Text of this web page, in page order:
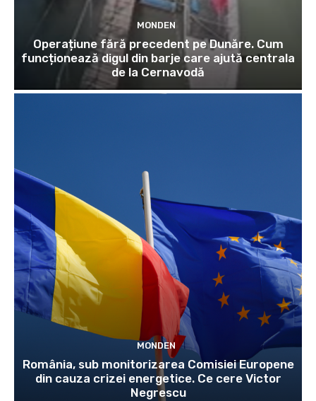
MONDEN
Operațiune fără precedent pe Dunăre. Cum
funcționează digul din barje care ajută centrala
de la Cernavodă
MONDEN
România, sub monitorizarea Comisiei Europene
din cauza crizei energetice. Ce cere Victor
Negrescu